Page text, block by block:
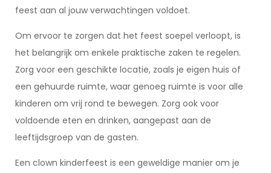
feest aan al jouw verwachtingen voldoet.
Om ervoor te zorgen dat het feest soepel verloopt, is
het belangrijk om enkele praktische zaken te regelen.
Zorg voor een geschikte locatie, zoals je eigen huis of
een gehuurde ruimte, waar genoeg ruimte is voor alle
kinderen om vrij rond te bewegen. Zorg ook voor
voldoende eten en drinken, aangepast aan de
leeftijdsgroep van de gasten.
Een clown kinderfeest is een geweldige manier om je